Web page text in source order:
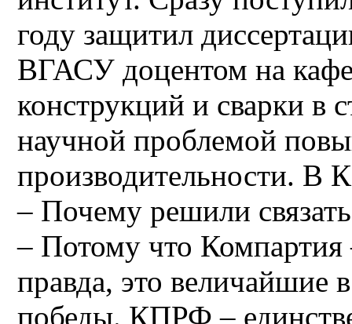
году защитил
ВГАСУ доцентом на
конструкций и сварки в
научной проблемой
производительности. В
– Почему решили
– Потому что Компартия
правда, это величайшие
победы. КПРФ –